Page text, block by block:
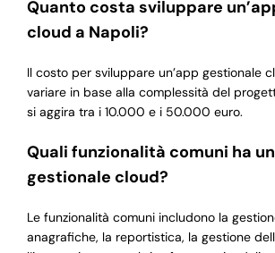
Quanto costa sviluppare
cloud a Napoli?
Il costo per sviluppare un’app gestionale
variare in base alla complessità del
si aggira tra i 10.000 e i 50.000 euro.
Quali funzionalità comuni ha
gestionale cloud?
Le funzionalità comuni includono la
anagrafiche, la reportistica, la gestione